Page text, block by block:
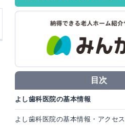
目次
よし歯科医院の基本情報
よし歯科医院の基本情報・アクセス